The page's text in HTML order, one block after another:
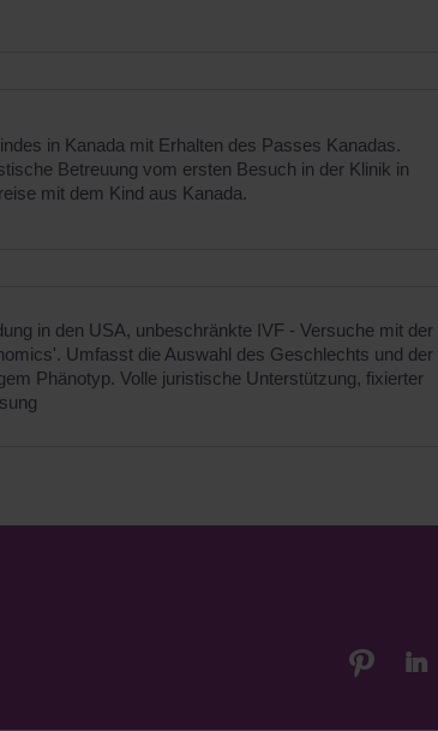
in Kanada mit Erhalten des Passes Kanadas.
Betreuung vom ersten Besuch in der Klinik in
mit dem Kind aus Kanada.
in den USA, unbeschränkte IVF - Versuche mit der
Umfasst die Auswahl des Geschlechts und der
Phänotyp. Volle juristische Unterstützung, fixierter